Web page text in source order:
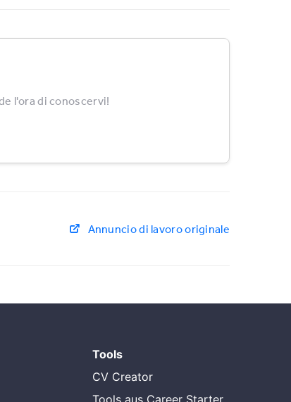
l'ora di conoscervi!
Annuncio di lavoro originale
Tools
CV Creator
Tools aus Career Starter